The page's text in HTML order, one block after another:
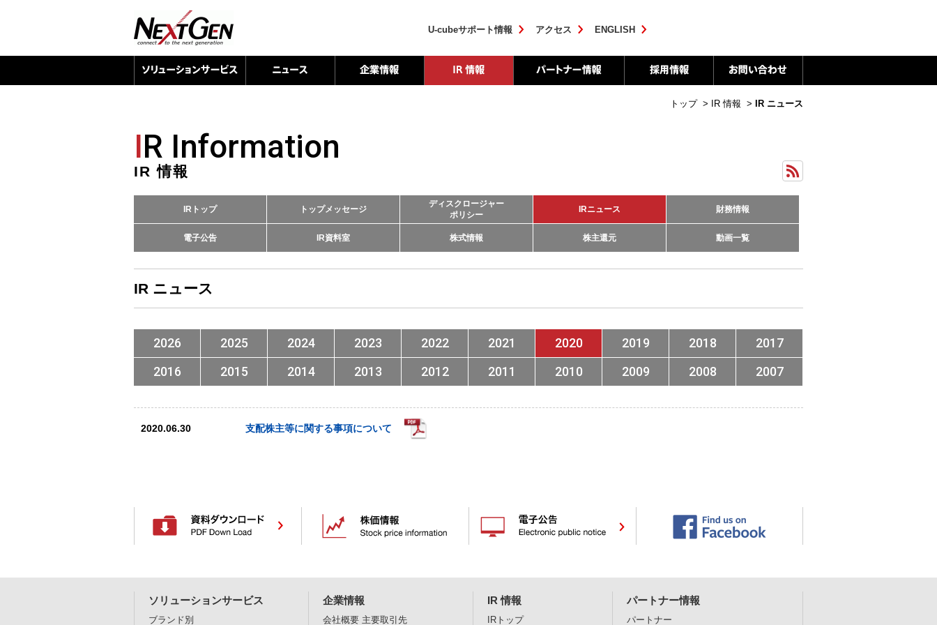
U-cubeサポート情報 アクセス ENGLISH
トップ > IR 情報 > IR ニュース
IR Information
IR 情報
IRトップ トップメッセージ
ディスクロージャー
ポリシー
IRニュース 財務情報
電子公告 IR資料室 株式情報 株主還元 動画一覧
IR ニュース
2026 2025 2024 2023 2022 2021 2020 2019 2018
2017
2016
2015 2014 2013 2012 2011 2010 2009 2008 2007
2020.06.30 支配株主等に関する事項について
ソリューションサービス
ブランド別
企業情報
会社概要 主要取引先
IR 情報
IRトップ
パートナー情報
パートナー